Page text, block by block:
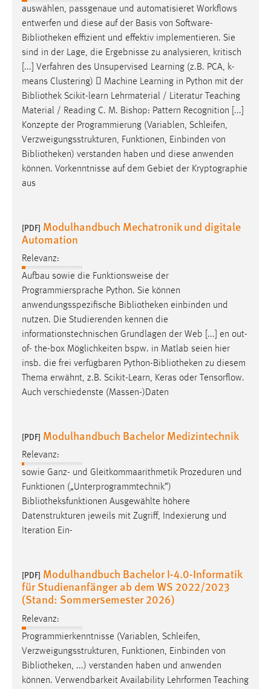
auswählen, passgenaue und automatisieret Workflows
entwerfen und diese auf der Basis von Software-
Bibliotheken effizient und effektiv implementieren. Sie
sind in der Lage, die Ergebnisse zu analysieren, kritisch
[...] Verfahren des Unsupervised Learning (z.B. PCA, k-
means Clustering)  Machine Learning in Python mit der
Bibliothek Scikit-learn Lehrmaterial / Literatur Teaching
Material / Reading C. M. Bishop: Pattern Recognition [...]
Konzepte der Programmierung (Variablen, Schleifen,
Verzweigungsstrukturen, Funktionen, Einbinden von
Bibliotheken) verstanden haben und diese anwenden
können. Vorkenntnisse auf dem Gebiet der Kryptographie
aus
[PDF] Modulhandbuch Mechatronik und digitale
Automation
Relevanz:
Aufbau sowie die Funktionsweise der
Programmiersprache Python. Sie können
anwendungsspezifische Bibliotheken einbinden und
nutzen. Die Studierenden kennen die
informationstechnischen Grundlagen der Web [...] en out-
of- the-box Möglichkeiten bspw. in Matlab seien hier
insb. die frei verfügbaren Python-Bibliotheken zu diesem
Thema erwähnt, z.B. Scikit-Learn, Keras oder Tensorflow.
Auch verschiedenste (Massen-)Daten
[PDF] Modulhandbuch Bachelor Medizintechnik
Relevanz:
sowie Ganz- und Gleitkommaarithmetik Prozeduren und
Funktionen („Unterprogrammtechnik“)
Bibliotheksfunktionen Ausgewählte höhere
Datenstrukturen jeweils mit Zugriff, Indexierung und
Iteration Ein-
[PDF] Modulhandbuch Bachelor I-4.0-Informatik
für Studienanfänger ab dem WS 2022/2023
(Stand: Sommersemester 2026)
Relevanz:
Programmierkenntnisse (Variablen, Schleifen,
Verzweigungsstrukturen, Funktionen, Einbinden von
Bibliotheken, ...) verstanden haben und anwenden
können. Verwendbarkeit Availability Lehrformen Teaching